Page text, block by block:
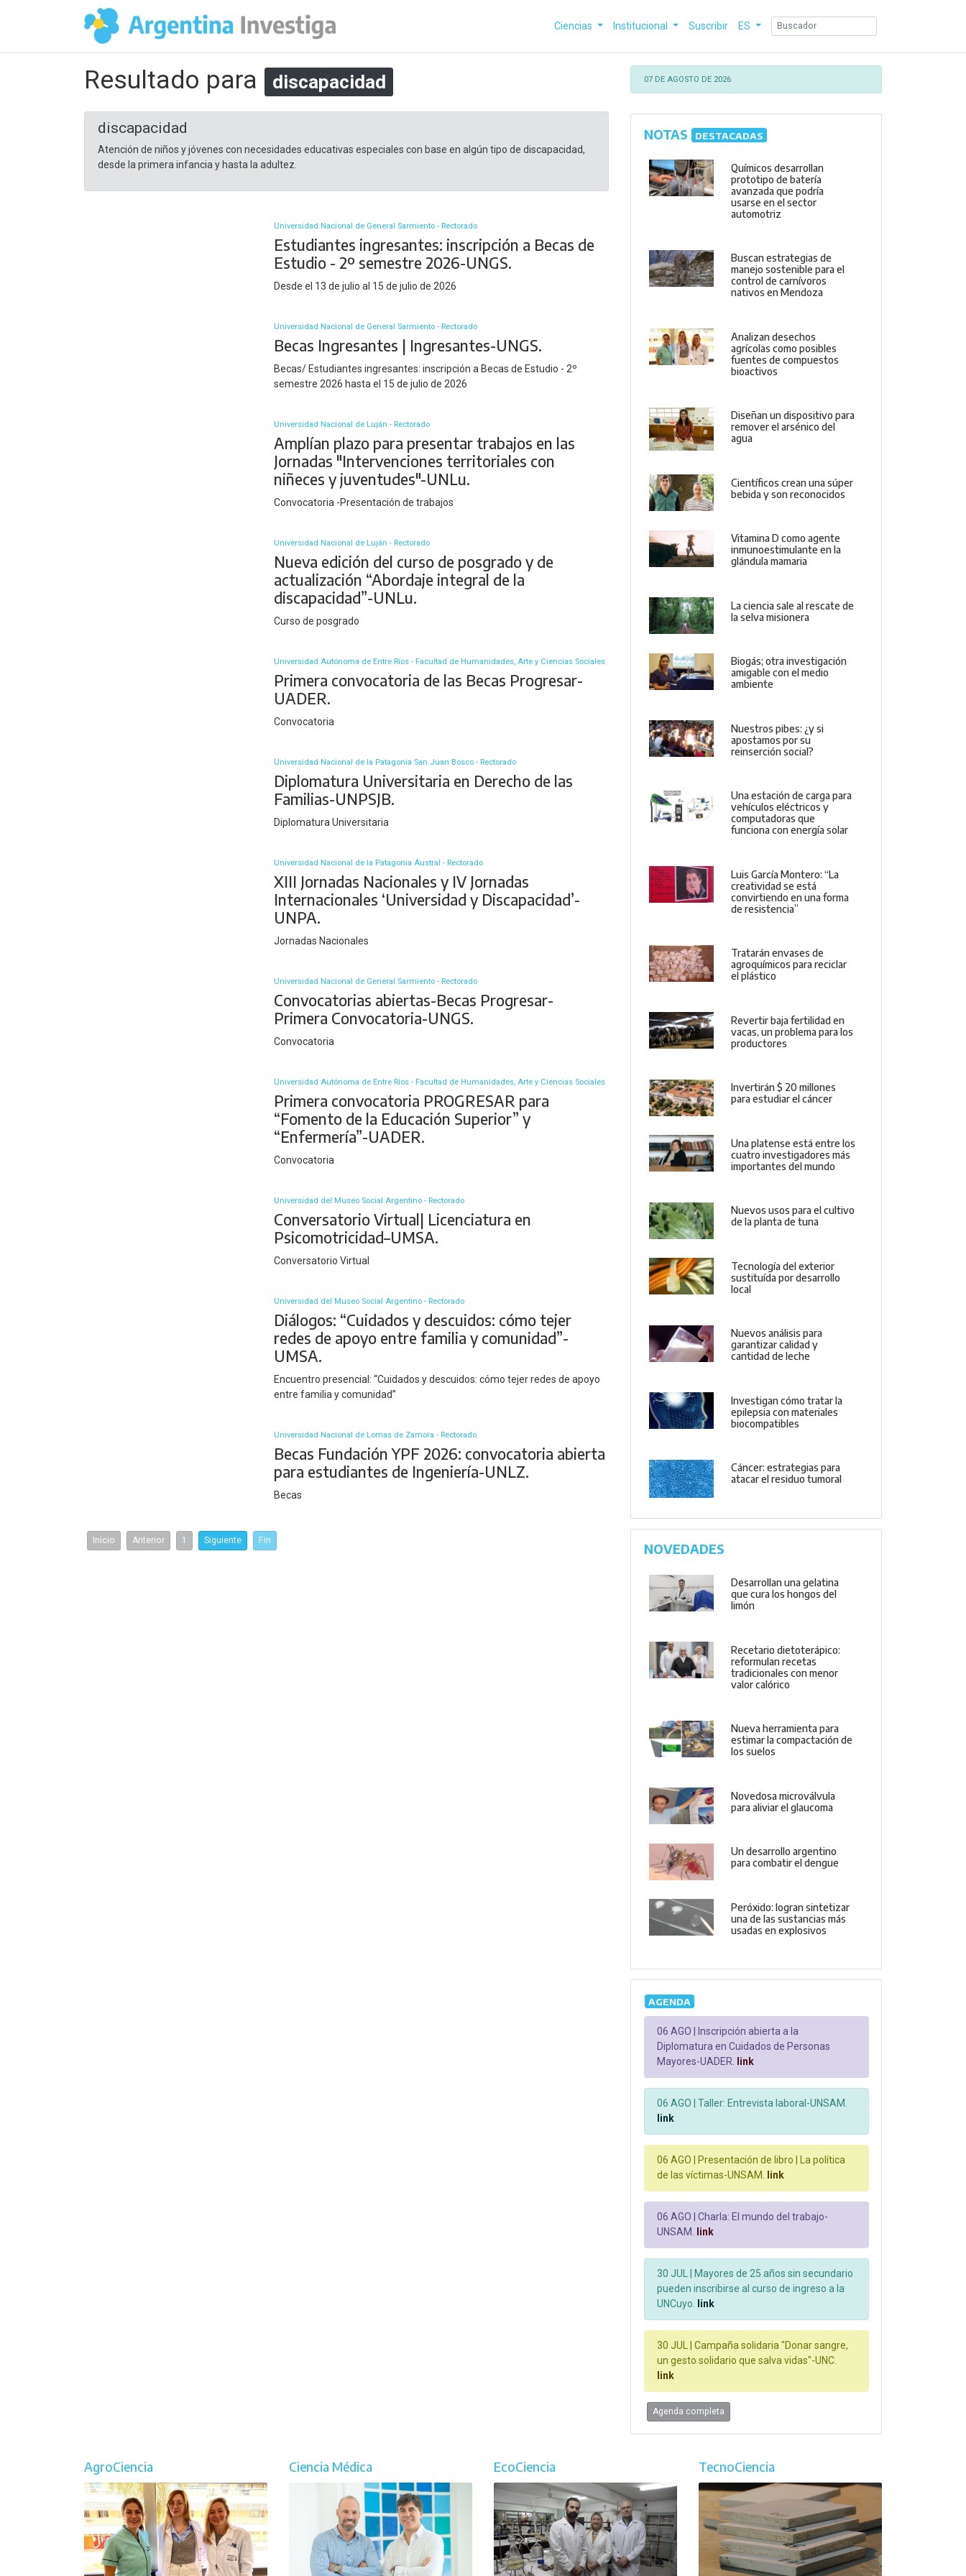
Ciencias Institucional Suscribir ES
Resultado para discapacidad
discapacidad
Atención de niños y jóvenes con necesidades educativas especiales con base en algún tipo de discapacidad,
desde la primera infancia y hasta la adultez.
Universidad Nacional de General Sarmiento - Rectorado
Estudiantes ingresantes: inscripción a Becas de
Estudio - 2º semestre 2026-UNGS.
Desde el 13 de julio al 15 de julio de 2026
Universidad Nacional de General Sarmiento - Rectorado
Becas Ingresantes | Ingresantes-UNGS.
Becas/ Estudiantes ingresantes: inscripción a Becas de Estudio - 2º
semestre 2026 hasta el 15 de julio de 2026
Universidad Nacional de Luján - Rectorado
Amplían plazo para presentar trabajos en las
Jornadas "Intervenciones territoriales con
niñeces y juventudes"-UNLu.
Convocatoria -Presentación de trabajos
Universidad Nacional de Luján - Rectorado
Nueva edición del curso de posgrado y de
actualización “Abordaje integral de la
discapacidad”-UNLu.
Curso de posgrado
Universidad Autónoma de Entre Ríos - Facultad de Humanidades, Arte y Ciencias Sociales
Primera convocatoria de las Becas Progresar-
UADER.
Convocatoria
Universidad Nacional de la Patagonia San Juan Bosco - Rectorado
Diplomatura Universitaria en Derecho de las
Familias-UNPSJB.
Diplomatura Universitaria
Universidad Nacional de la Patagonia Austral - Rectorado
XIII Jornadas Nacionales y IV Jornadas
Internacionales ‘Universidad y Discapacidad’-
UNPA.
Jornadas Nacionales
Universidad Nacional de General Sarmiento - Rectorado
Convocatorias abiertas-Becas Progresar-
Primera Convocatoria-UNGS.
Convocatoria
Universidad Autónoma de Entre Ríos - Facultad de Humanidades, Arte y Ciencias Sociales
Primera convocatoria PROGRESAR para
“Fomento de la Educación Superior” y
“Enfermería”-UADER.
Convocatoria
Universidad del Museo Social Argentino - Rectorado
Conversatorio Virtual| Licenciatura en
Psicomotricidad–UMSA.
Conversatorio Virtual
Universidad del Museo Social Argentino - Rectorado
Diálogos: “Cuidados y descuidos: cómo tejer
redes de apoyo entre familia y comunidad”-
UMSA.
Encuentro presencial: “Cuidados y descuidos: cómo tejer redes de apoyo
entre familia y comunidad”
Universidad Nacional de Lomas de Zamora - Rectorado
Becas Fundación YPF 2026: convocatoria abierta
para estudiantes de Ingeniería-UNLZ.
Becas
Inicio Anterior 1 Siguiente Fin
07 DE AGOSTO DE 2026
NOTAS DESTACADAS
Químicos desarrollan
prototipo de batería
avanzada que podría
usarse en el sector
automotriz
Buscan estrategias de
manejo sostenible para el
control de carnívoros
nativos en Mendoza
Analizan desechos
agrícolas como posibles
fuentes de compuestos
bioactivos
Diseñan un dispositivo para
remover el arsénico del
agua
Científicos crean una súper
bebida y son reconocidos
Vitamina D como agente
inmunoestimulante en la
glándula mamaria
La ciencia sale al rescate de
la selva misionera
Biogás; otra investigación
amigable con el medio
ambiente
Nuestros pibes: ¿y si
apostamos por su
reinserción social?
Una estación de carga para
vehículos eléctricos y
computadoras que
funciona con energía solar
Luis García Montero: “La
creatividad se está
convirtiendo en una forma
de resistencia”
Tratarán envases de
agroquímicos para reciclar
el plástico
Revertir baja fertilidad en
vacas, un problema para los
productores
Invertirán $ 20 millones
para estudiar el cáncer
Una platense está entre los
cuatro investigadores más
importantes del mundo
Nuevos usos para el cultivo
de la planta de tuna
Tecnología del exterior
sustituída por desarrollo
local
Nuevos análisis para
garantizar calidad y
cantidad de leche
Investigan cómo tratar la
epilepsia con materiales
biocompatibles
Cáncer: estrategias para
atacar el residuo tumoral
NOVEDADES
Desarrollan una gelatina
que cura los hongos del
limón
Recetario dietoterápico:
reformulan recetas
tradicionales con menor
valor calórico
Nueva herramienta para
estimar la compactación de
los suelos
Novedosa microválvula
para aliviar el glaucoma
Un desarrollo argentino
para combatir el dengue
Peróxido: logran sintetizar
una de las sustancias más
usadas en explosivos
AGENDA
06 AGO |
Inscripción abierta a la
Diplomatura en Cuidados de Personas
Mayores-UADER.
link
06 AGO |
Taller: Entrevista laboral-UNSAM.
link
06 AGO |
Presentación de libro | La política
de las víctimas-UNSAM.
link
06 AGO |
Charla: El mundo del trabajo-
UNSAM.
link
30 JUL |
Mayores de 25 años sin secundario
pueden inscribirse al curso de ingreso a la
UNCuyo.
link
30 JUL |
Campaña solidaria "Donar sangre,
un gesto solidario que salva vidas"-UNC.
link
Agenda completa
AgroCiencia Ciencia Médica EcoCiencia TecnoCiencia